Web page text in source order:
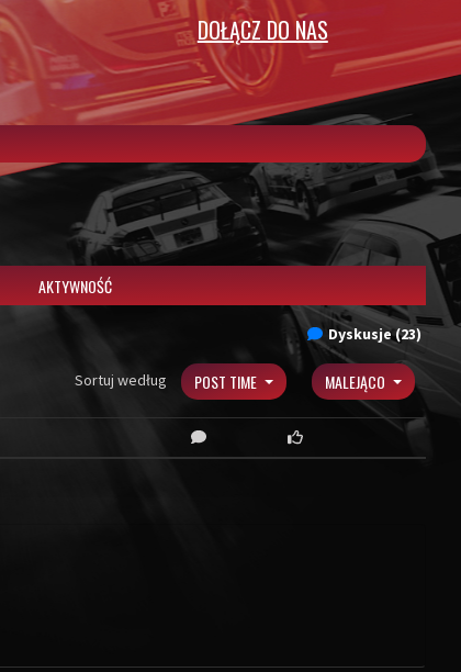
DOŁĄCZ DO NAS
AKTYWNOŚĆ
Dyskusje (23)
Sortuj według POST TIME MALEJĄCO